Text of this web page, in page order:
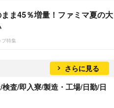
ま45％増量！ファミマ夏の大
プ特集
さらに見る
査/即入寮/製造・工場/日勤/日